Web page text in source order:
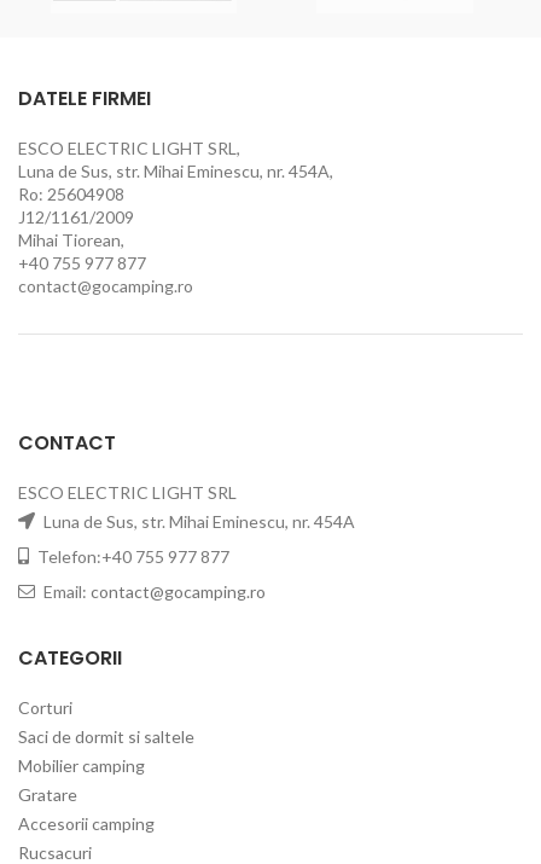
DATELE FIRMEI
ESCO ELECTRIC LIGHT SRL,
Luna de Sus, str. Mihai Eminescu, nr. 454A,
Ro: 25604908
J12/1161/2009
Mihai Tiorean,
+40 755 977 877
contact@gocamping.ro
CONTACT
ESCO ELECTRIC LIGHT SRL
Luna de Sus, str. Mihai Eminescu, nr. 454A
Telefon:+40 755 977 877
Email: contact@gocamping.ro
CATEGORII
Corturi
Saci de dormit si saltele
Mobilier camping
Gratare
Accesorii camping
Rucsacuri